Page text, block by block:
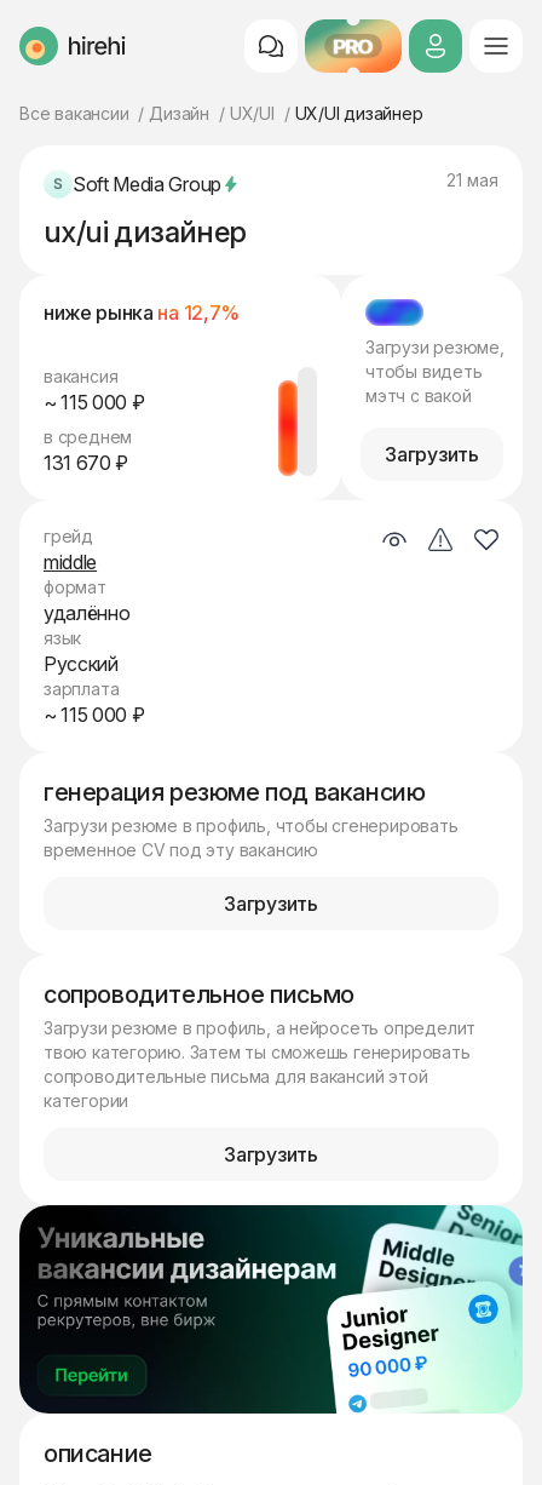
HireHi PRO
Все вакансии Дизайн UX/UI UX/UI дизайнер
Soft Media Group 21 мая
ux/ui дизайнер
ниже рынка на 12,7%
вакансия
~ 115 000 ₽
в среднем
131 670 ₽
МЭТЧ
Загрузи резюме,
чтобы видеть
мэтч с вакой
Загрузить
генерация резюме под вакансию
Загрузи резюме в профиль, чтобы сгенерировать
временное CV под эту вакансию
Загрузить
сопроводительное письмо
Загрузи резюме в профиль, а нейросеть определит
твою категорию. Затем ты сможешь генерировать
сопроводительные письма для вакансий этой
категории
Загрузить
описание
грейд
middle
формат
удалённо
язык
Русский
зарплата
~ 115 000 ₽